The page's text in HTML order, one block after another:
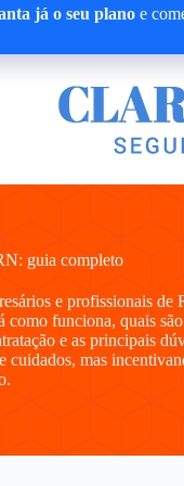
já o seu planoe
guia completo
e profissionais de
funciona, quais
e as principais
mas